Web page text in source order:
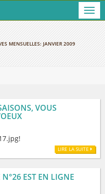
MENSUELLES: JANVIER 2009
VOUS
LIRE LA SUITE
EST EN LIGNE